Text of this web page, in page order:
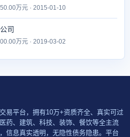
万元 · 2015-01-10
司
万元 · 2019-03-02
易平台，拥有10万+资质齐全、真实可过
药、建筑、科技、装饰、餐饮等全主流
信息真实透明，无隐性债务隐患。平台